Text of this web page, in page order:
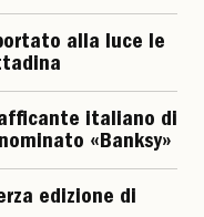
alla luce le
italiano di
«Banksy»
edizione di